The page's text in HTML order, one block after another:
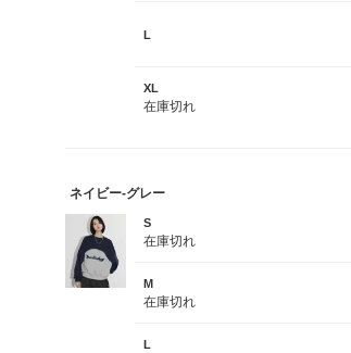
L
XL
在庫切れ
ネイビー-グレー
S
在庫切れ
M
在庫切れ
L